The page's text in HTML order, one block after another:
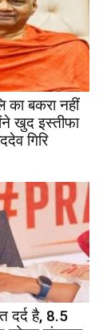
का बकरा नहीं
खुद इस्तीफा
गिरि
दर्द है, 8.5